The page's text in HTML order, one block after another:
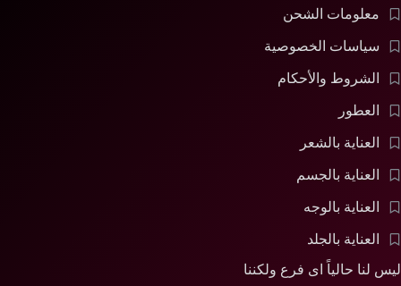
معلومات الشحن
سياسات الخصوصية
الشروط والأحكام
العطور
العناية بالشعر
العناية بالجسم
العناية بالوجه
العناية بالجلد
ليس لنا حالياً اى فرع ولكننا